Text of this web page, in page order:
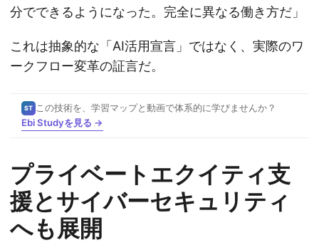
分でできるようになった。完全に異なる働き方だ」
これは抽象的な「AI活用宣言」ではなく、実際のワ
ークフロー変革の証言だ。
ST この技術を、学習マップと動画で体系的に学びませんか？
Ebi Studyを見る →
プライベートエクイティ支
援とサイバーセキュリティ
へも展開